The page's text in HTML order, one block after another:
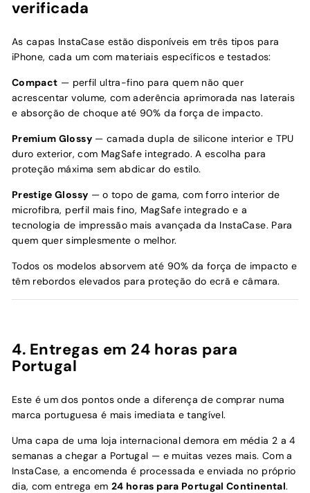
verificada
As capas InstaCase estão disponíveis em três tipos para
iPhone, cada um com materiais específicos e testados:
Compact — perfil ultra-fino para quem não quer
acrescentar volume, com aderência aprimorada nas laterais
e absorção de choque até 90% da força de impacto.
Premium Glossy— camada dupla de silicone interior e TPU
duro exterior, com MagSafe integrado. A escolha para
proteção máxima sem abdicar do estilo.
Prestige Glossy — o topo de gama, com forro interior de
microfibra, perfil mais fino, MagSafe integrado e a
tecnologia de impressão mais avançada da InstaCase. Para
quem quer simplesmente o melhor.
Todos os modelos absorvem até 90% da força de impacto e
têm rebordos elevados para proteção do ecrã e câmara.
4. Entregas em 24 horas para
Portugal
Este é um dos pontos onde a diferença de comprar numa
marca portuguesa é mais imediata e tangível.
Uma capa de uma loja internacional demora em média 2 a 4
semanas a chegar a Portugal — e muitas vezes mais. Com a
InstaCase, a encomenda é processada e enviada no próprio
dia, com entrega em 24 horas para Portugal Continental.